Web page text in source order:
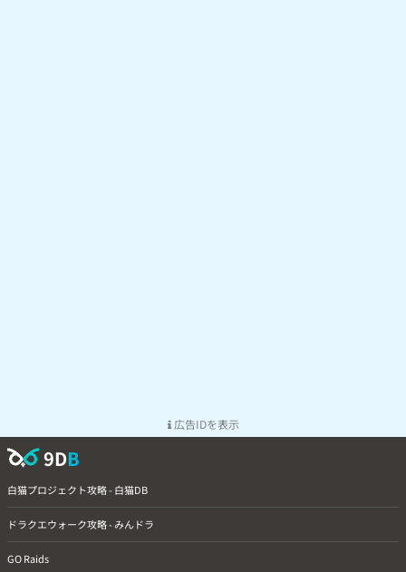
広告IDを表示
9DB
白猫プロジェクト攻略 - 白猫DB
ドラクエウォーク攻略 - みんドラ
GO Raids